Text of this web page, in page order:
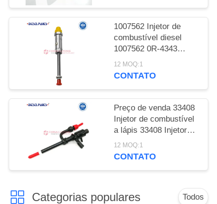
Trator D9 GC D9R
1007562 Injetor de
combustível diesel
1007562 0R-4343
Partes do motor 100-
7562 Para a Caterpillar
12 MOQ:1
CONTATO
Preço de venda 33408
Injetor de combustível
a lápis 33408 Injetor
Assy para Ford Transit
Stanadyne 2.5 DI 100K
12 MOQ:1
CONTATO
Categorias populares Todos